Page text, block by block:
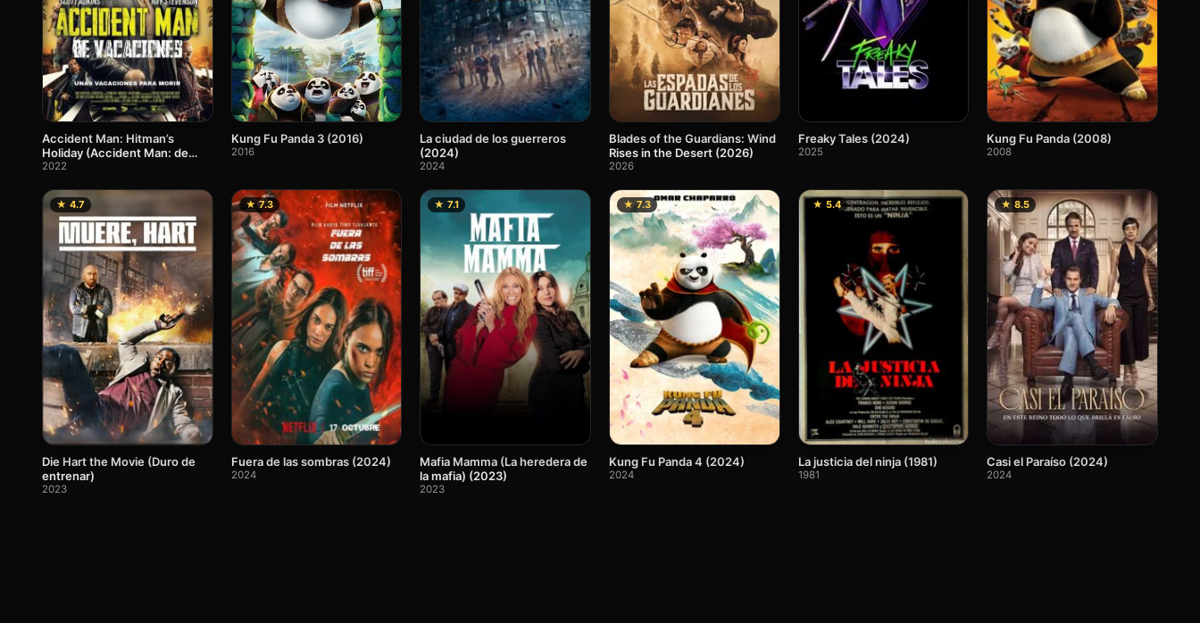
Accident Man: Hitman’s
Holiday (Accident Man: de
vacaciones)
2022
Kung Fu Panda 3 (2016)
2016
La ciudad de los guerreros
(2024)
2024
Blades of the Guardians: Wind
Rises in the Desert (2026)
2026
Freaky Tales (2024)
2025
Kung Fu Panda (2008)
2008
★ 4.7
Die Hart the Movie (Duro de
entrenar)
2023
★ 7.3
Fuera de las sombras (2024)
2024
★ 7.1
Mafia Mamma (La heredera de
la mafia) (2023)
2023
★ 7.3
Kung Fu Panda 4 (2024)
2024
★ 5.4
La justicia del ninja (1981)
1981
★ 8.5
Casi el Paraíso (2024)
2024